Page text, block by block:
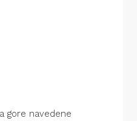
gore navedene